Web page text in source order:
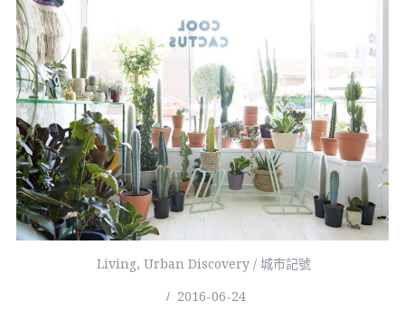
Living, Urban Discovery / 城市記號
2016-06-24